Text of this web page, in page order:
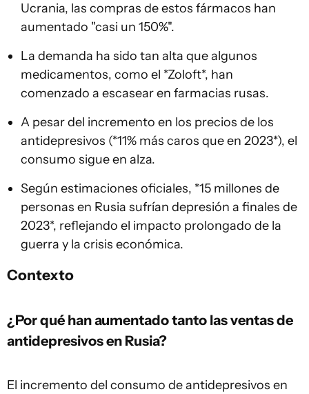
Ucrania, las compras de estos fármacos han
aumentado "casi un 150%".
La demanda ha sido tan alta que algunos
medicamentos, como el *Zoloft*, han
comenzado a escasear en farmacias rusas.
A pesar del incremento en los precios de los
antidepresivos (*11% más caros que en 2023*), el
consumo sigue en alza.
Según estimaciones oficiales, *15 millones de
personas en Rusia sufrían depresión a finales de
2023*, reflejando el impacto prolongado de la
guerra y la crisis económica.
Contexto
¿Por qué han aumentado tanto las ventas de
antidepresivos en Rusia?
El incremento del consumo de antidepresivos en